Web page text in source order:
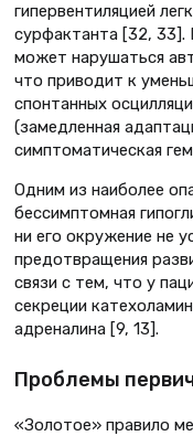
гипервентиляцией
сурфактанта [32, 33].
может нарушаться
что приводит к
спонтанных
(замедленная
симптоматическая
Одним из наиболее
бессимптомная
ни его окружение не
предотвращения
связи с тем, что у
секреции
адреналина [9, 13].
Проблемы
«Золотое» правило